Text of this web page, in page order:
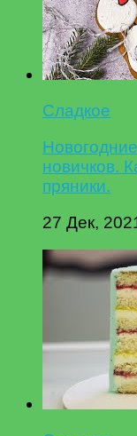
Сладкое
новичков.
пряники.
27 Дек,